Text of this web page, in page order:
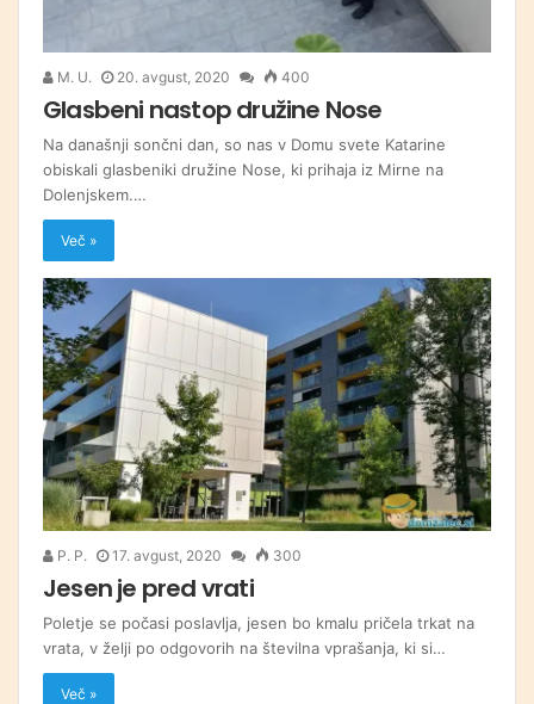
M. U. 20. avgust, 2020 400
Glasbeni nastop družine Nose
Na današnji sončni dan, so nas v Domu svete Katarine
obiskali glasbeniki družine Nose, ki prihaja iz Mirne na
Dolenjskem.…
Več »
P. P. 17. avgust, 2020 300
Jesen je pred vrati
Poletje se počasi poslavlja, jesen bo kmalu pričela trkat na
vrata, v želji po odgovorih na številna vprašanja, ki si…
Več »